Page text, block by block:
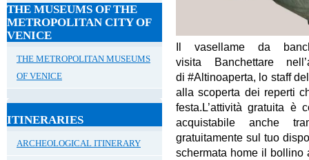
THE MUSEUMS OF THE
METROPOLITAN CITY OF
VENICE
THE METROPOLITAN MUSEUMS
OF VENICE
ITINERARIES
ARCHEOLOGICAL ITINERARY
Il vasellame da
visita Banchettare
di#Altinoaperta, lo staff
alla scoperta dei reperti
festa.L’attività gratuita è
acquistabile anche
gratuitamente sul tuo
schermata home il bollino